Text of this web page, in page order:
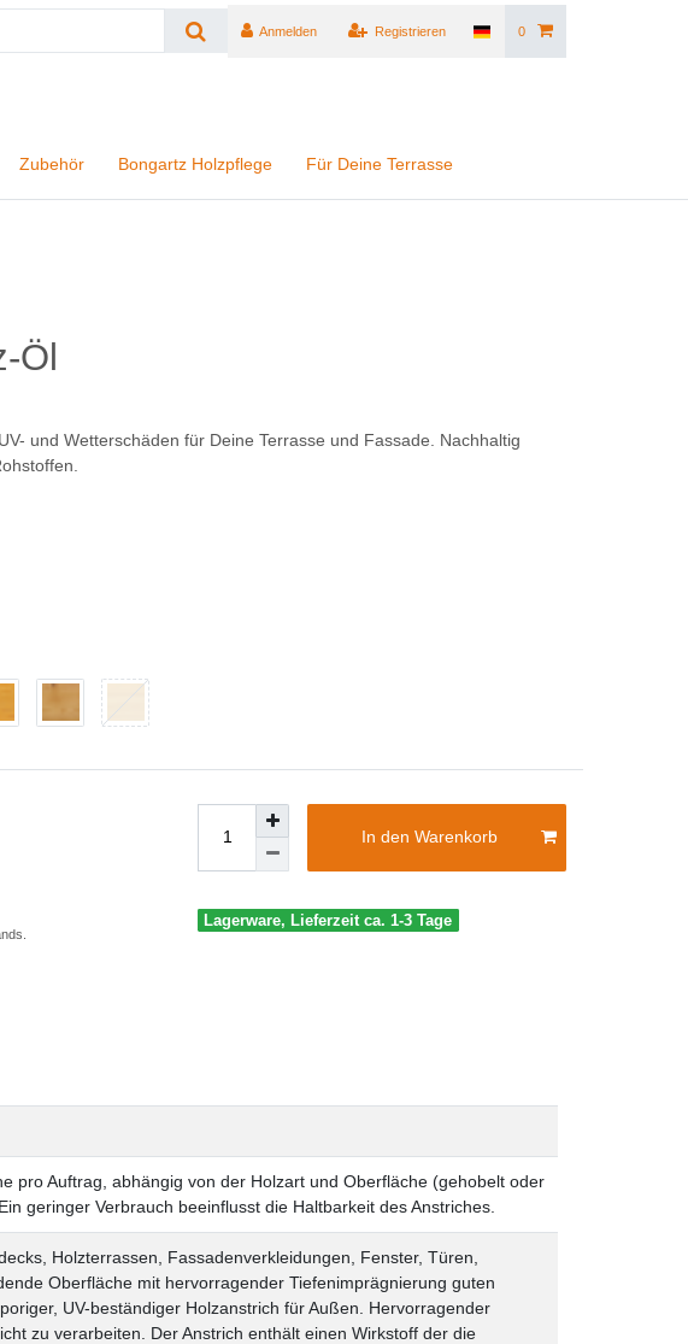
Anmelden Registrieren 0
Zubehör Bongartz Holzpflege Für Deine Terrasse
Öl
und Wetterschäden für Deine Terrasse und Fassade. Nachhaltig
In den Warenkorb
Lagerware, Lieferzeit ca. 1-3 Tage
pro Auftrag, abhängig von der Holzart und Oberfläche (gehobelt oder
geringer Verbrauch beeinflusst die Haltbarkeit des Anstriches.
Holzterrassen, Fassadenverkleidungen, Fenster, Türen,
Oberfläche mit hervorragender Tiefenimprägnierung guten
UV-beständiger Holzanstrich für Außen. Hervorragender
zu verarbeiten. Der Anstrich enthält einen Wirkstoff der die